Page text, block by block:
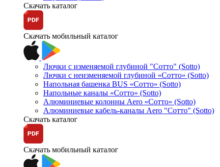
Скачать каталог
Скачать мобильный каталог
Лючки с изменяемой глубиной "Сотто" (Sotto)
Лючки с неизменяемой глубиной «Сотто» (Sotto)
Напольная башенка BUS «Сотто» (Sotto)
Напольные каналы «Сотто» (Sotto)
Алюминиевые колонны Aero «Сотто» (Sotto)
Алюминиевые кабель-каналы Aero "Сотто" (Sotto)
Скачать каталог
Скачать мобильный каталог